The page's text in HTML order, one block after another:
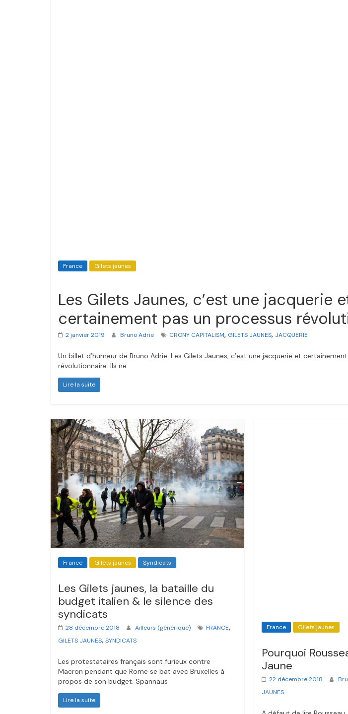
France Gilets jaunes
Les Gilets Jaunes, c’est une jacquerie
certainement pas un processus
2 janvier 2019 Bruno Adrie CRONY CAPITALISM, GILETS JAUNES, JACQUERIE
Un billet d’humeur de Bruno Adrie. Les Gilets Jaunes, c’est une jacquerie et
révolutionnaire. Ils ne
Lire la suite
France Gilets jaunes Syndicats
Les Gilets jaunes, la bataille du
budget italien & le silence des
syndicats
28 décembre 2018 Ailleurs (générique) FRANCE,
GILETS JAUNES, SYNDICATS
Les protestataires français sont furieux contre
Macron pendant que Rome se bat avec Bruxelles à
propos de son budget. Spannaus
Lire la suite
France Gilets jaunes
Pourquoi
Jaune
22 décembre 2018
JAUNES